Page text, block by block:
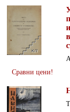
Сравни цени!